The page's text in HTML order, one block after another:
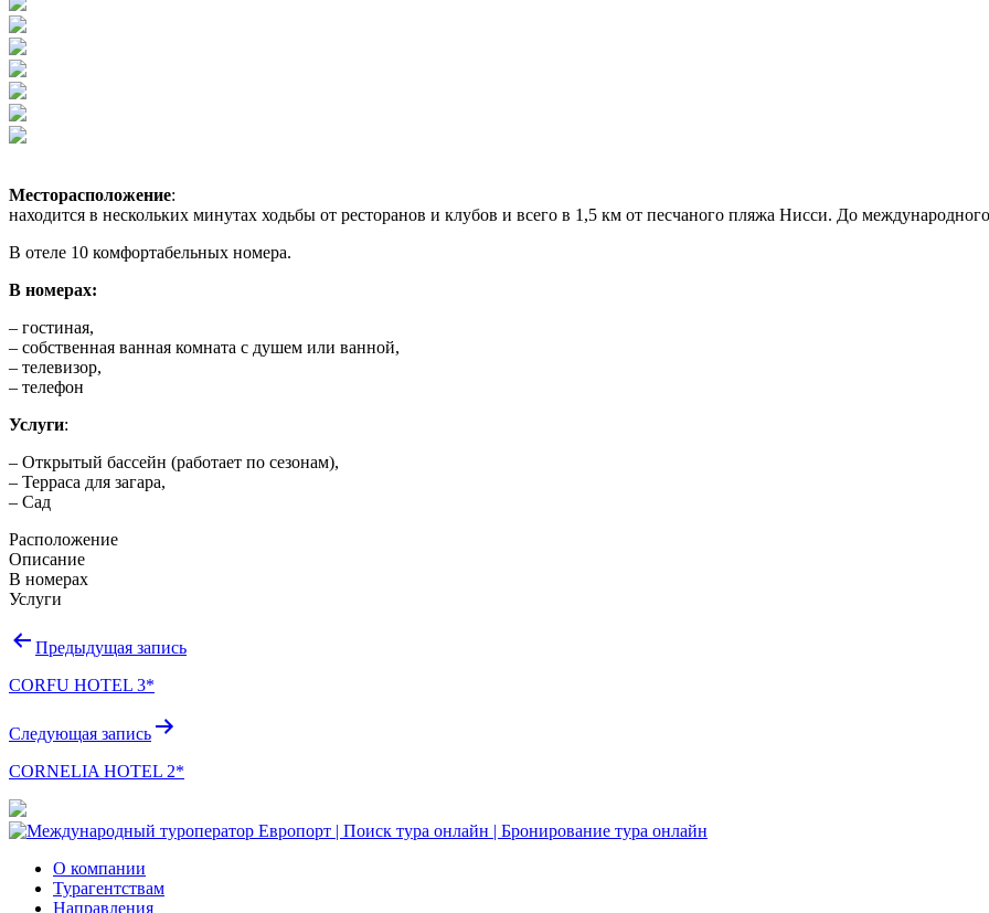
Месторасположение:
находится в нескольких минутах ходьбы от ресторанов и клубов и всего в 1,5 км от песчаного пляжа Нисси. До
В отеле 10 комфортабельных номера.
В номерах:
– гостиная,
– собственная ванная комната с душем или ванной,
– телевизор,
– телефон
Услуги:
– Открытый бассейн (работает по сезонам),
– Терраса для загара,
– Сад
Расположение
Описание
В номерах
Услуги
Навигация
записям
Предыдущая запись
CORFU HOTEL 3*
Следующая запись
CORNELIA HOTEL 2*
О компании
Турагентствам
Направления